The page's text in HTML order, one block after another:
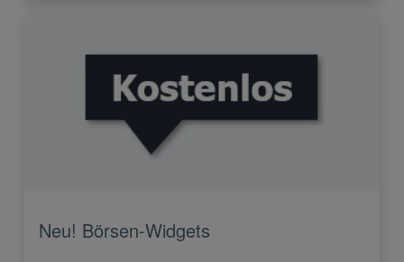
Neu! Börsen-Widgets